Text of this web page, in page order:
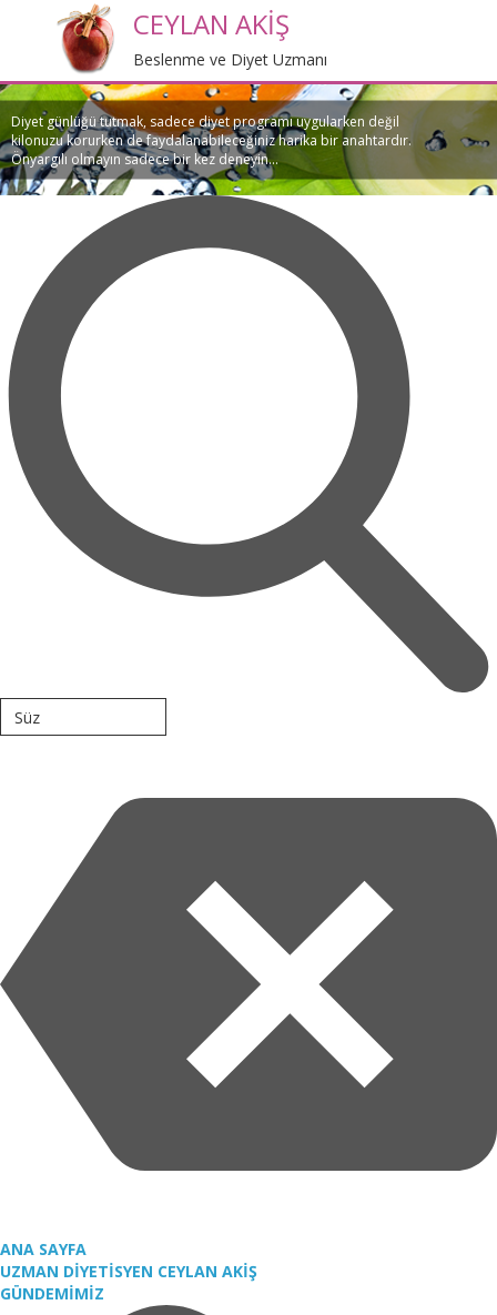
CEYLAN AKİŞ
Beslenme ve Diyet Uzmanı
Diyet günlüğü tutmak, sadece diyet programı uygularken değil
kilonuzu korurken de faydalanabileceğiniz harika bir anahtardır.
Önyargılı olmayın sadece bir kez deneyin...
ANA SAYFA
UZMAN DİYETİSYEN CEYLAN AKİŞ
GÜNDEMİMİZ